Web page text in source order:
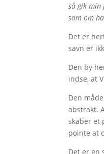
så gik min
som om
Det er
savn er
Den by
indse, at
Den
abstrakt.
skaber et
pointe at
Det er en